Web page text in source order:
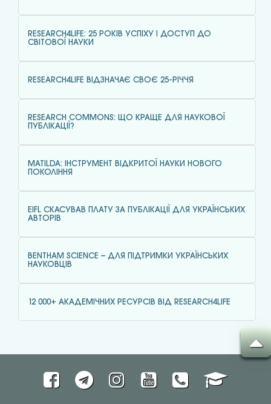
RESEARCH4LIFE: 25 РОКІВ УСПІХУ І ДОСТУП ДО
СВІТОВОЇ НАУКИ
RESEARCH4LIFE ВІДЗНАЧАЄ СВОЄ 25-РІЧЧЯ
RESEARCH COMMONS: ЩО КРАЩЕ ДЛЯ НАУКОВОЇ
ПУБЛІКАЦІЇ?
MATILDA: ІНСТРУМЕНТ ВІДКРИТОЇ НАУКИ НОВОГО
ПОКОЛІННЯ
EIFL СКАСУВАВ ПЛАТУ ЗА ПУБЛІКАЦІЇ ДЛЯ УКРАЇНСЬКИХ
АВТОРІВ
BENTHAM SCIENCE – ДЛЯ ПІДТРИМКИ УКРАЇНСЬКИХ
НАУКОВЦІВ
12 000+ АКАДЕМІЧНИХ РЕСУРСІВ ВІД RESEARCH4LIFE